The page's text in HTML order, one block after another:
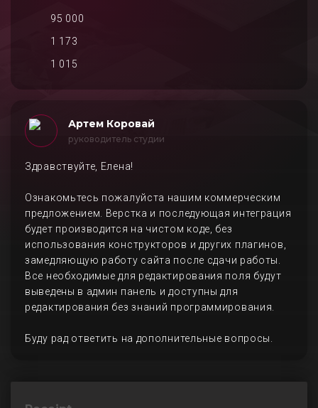
95 000
1 173
1 015
Артем Коровай
руководитель студии
Здравствуйте, Елена!
Ознакомьтесь пожалуйста нашим коммерческим
предложением. Верстка и последующая интеграция
будет производится на чистом коде, без
использования конструкторов и других плагинов,
замедляющую работу сайта после сдачи работы.
Все необходимые для редактирования поля будут
выведены в админ панель и доступны для
редактирования без знаний программирования.
Буду рад ответить на дополнительные вопросы.